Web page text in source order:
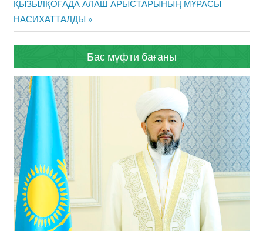
Next
Post:
ҚЫЗЫЛҚОҒАДА АЛАШ АРЫСТАРЫНЫҢ МҰРАСЫ
НАСИХАТТАЛДЫ
Бас мүфти бағаны